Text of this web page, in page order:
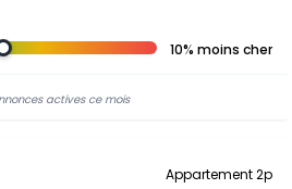
10% moins cher
actives ce mois
Appartement 2p